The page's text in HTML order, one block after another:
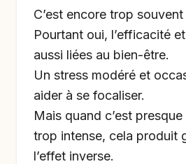
C’est encore trop
Pourtant oui, l’efficacité
aussi liées au bien-être.
Un stress modéré et
aider à se focaliser.
Mais quand c’est
trop intense, cela produit
l’effet inverse.